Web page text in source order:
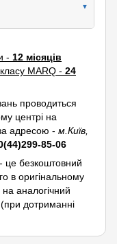
▼
- 12 місяців
MARQ - 24
проводиться
центрі на
адресою - м.Київ,
85-06
це безкоштовний
в оригінальному
аналогічний
дотриманні